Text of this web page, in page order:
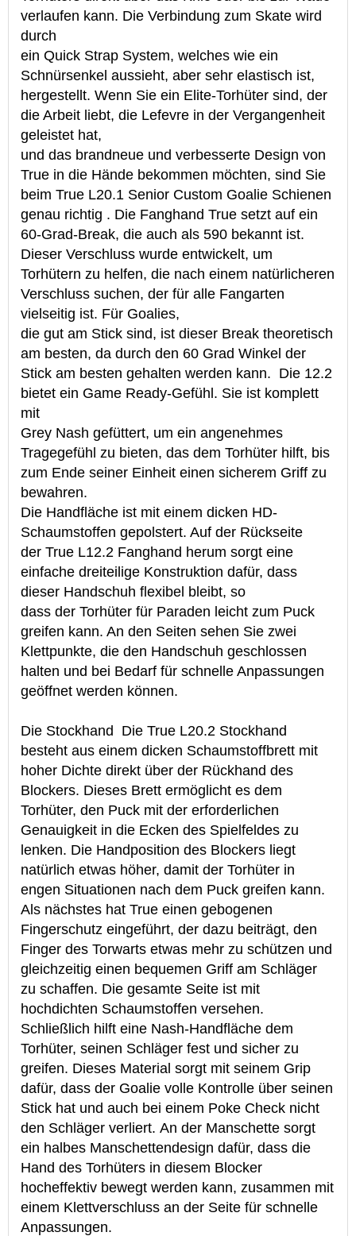
verlaufen kann. Die Verbindung zum Skate wird
durch
ein Quick Strap System, welches wie ein
Schnürsenkel aussieht, aber sehr elastisch ist,
hergestellt. Wenn Sie ein Elite-Torhüter sind, der
die Arbeit liebt, die Lefevre in der Vergangenheit
geleistet hat,
und das brandneue und verbesserte Design von
True in die Hände bekommen möchten, sind Sie
beim True L20.1 Senior Custom Goalie Schienen
genau richtig . Die Fanghand True setzt auf ein
60-Grad-Break, die auch als 590 bekannt ist.
Dieser Verschluss wurde entwickelt, um
Torhütern zu helfen, die nach einem natürlicheren
Verschluss suchen, der für alle Fangarten
vielseitig ist. Für Goalies,
die gut am Stick sind, ist dieser Break theoretisch
am besten, da durch den 60 Grad Winkel der
Stick am besten gehalten werden kann. Die 12.2
bietet ein Game Ready-Gefühl. Sie ist komplett
mit
Grey Nash gefüttert, um ein angenehmes
Tragegefühl zu bieten, das dem Torhüter hilft, bis
zum Ende seiner Einheit einen sicherem Griff zu
bewahren.
Die Handfläche ist mit einem dicken HD-
Schaumstoffen gepolstert. Auf der Rückseite
der True L12.2 Fanghand herum sorgt eine
einfache dreiteilige Konstruktion dafür, dass
dieser Handschuh flexibel bleibt, so
dass der Torhüter für Paraden leicht zum Puck
greifen kann. An den Seiten sehen Sie zwei
Klettpunkte, die den Handschuh geschlossen
halten und bei Bedarf für schnelle Anpassungen
geöffnet werden können.
Die Stockhand Die True L20.2 Stockhand
besteht aus einem dicken Schaumstoffbrett mit
hoher Dichte direkt über der Rückhand des
Blockers. Dieses Brett ermöglicht es dem
Torhüter, den Puck mit der erforderlichen
Genauigkeit in die Ecken des Spielfeldes zu
lenken. Die Handposition des Blockers liegt
natürlich etwas höher, damit der Torhüter in
engen Situationen nach dem Puck greifen kann.
Als nächstes hat True einen gebogenen
Fingerschutz eingeführt, der dazu beiträgt, den
Finger des Torwarts etwas mehr zu schützen und
gleichzeitig einen bequemen Griff am Schläger
zu schaffen. Die gesamte Seite ist mit
hochdichten Schaumstoffen versehen.
Schließlich hilft eine Nash-Handfläche dem
Torhüter, seinen Schläger fest und sicher zu
greifen. Dieses Material sorgt mit seinem Grip
dafür, dass der Goalie volle Kontrolle über seinen
Stick hat und auch bei einem Poke Check nicht
den Schläger verliert. An der Manschette sorgt
ein halbes Manschettendesign dafür, dass die
Hand des Torhüters in diesem Blocker
hocheffektiv bewegt werden kann, zusammen mit
einem Klettverschluss an der Seite für schnelle
Anpassungen.